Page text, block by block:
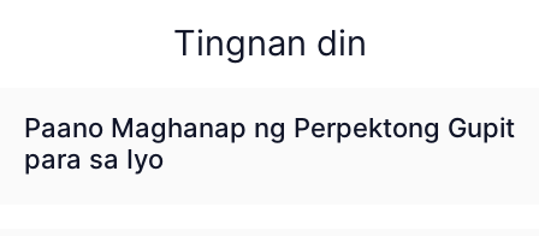
Tingnan din
Paano Maghanap ng Perpektong Gupit
para sa Iyo